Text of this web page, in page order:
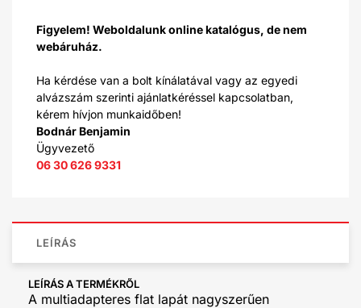
Figyelem! Weboldalunk online katalógus, de nem
webáruház.
Ha kérdése van a bolt kínálatával vagy az egyedi
alvázszám szerinti ajánlatkéréssel kapcsolatban,
kérem hívjon munkaidőben!
Bodnár Benjamin
Ügyvezető
06 30 626 9331
LEÍRÁS
LEÍRÁS A TERMÉKRŐL
A multiadapteres flat lapát nagyszerűen